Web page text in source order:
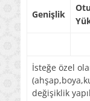
Genişlik
İsteğe özel
değişiklik